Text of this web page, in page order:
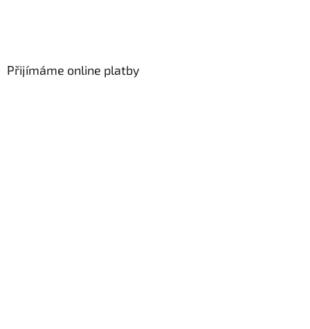
Přijímáme online platby